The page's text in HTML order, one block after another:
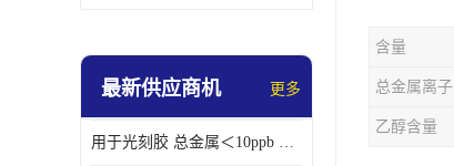
最新供应商机 更多
用于光刻胶 总金属＜10ppb 电子级EEP溶剂
含量
总金属离子
乙醇含量